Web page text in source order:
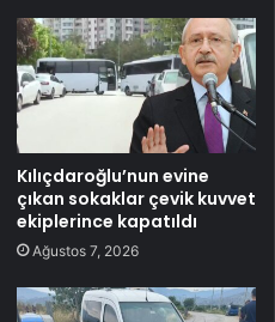
Kılıçdaroğlu’nun evine
çıkan sokaklar çevik kuvvet
ekiplerince kapatıldı
Ağustos 7, 2026